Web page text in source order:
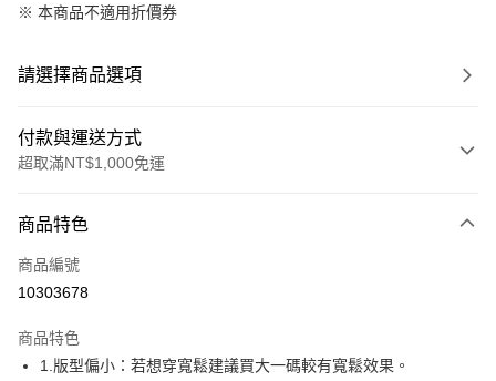
※ 本商品不適用折價券
請選擇商品選項
付款與運送方式
超取滿NT$1,000免運
信用卡一次付款
超商取貨付款
Apple Pay
商品特色
商品編號
10303678
商品特色
1.版型偏小：若想穿寬鬆建議買大一碼較有寬鬆效果。